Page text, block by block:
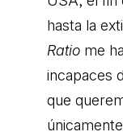
hasta la
Ratio me
incapaces
que